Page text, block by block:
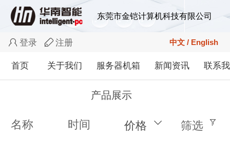
东莞市金铠计算机科技有限公司
登录 注册 中文 / English
中文 / English
English
首页 关于我们 服务器机箱 新闻资讯 联系
产品展示
名称 时间 价格 筛选